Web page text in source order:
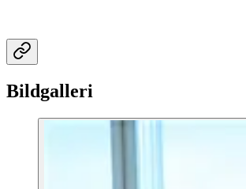
Bildgalleri